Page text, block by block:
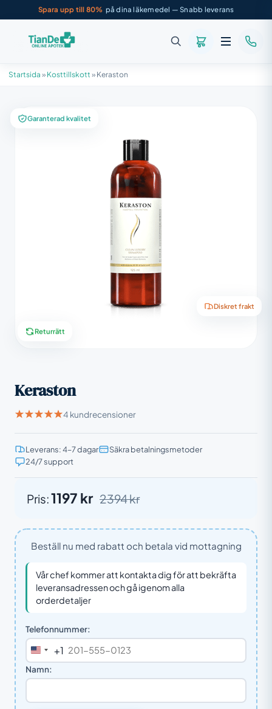
Spara upp till 80% på dina läkemedel — Snabb leverans
Startsida » Kosttillskott » Keraston
Garanterad kvalitet
Diskret frakt
Returrätt
Keraston
4 kundrecensioner
Leverans: 4–7 dagar
Säkra betalningsmetoder
24/7 support
Pris:1197 kr 2394 kr
Beställ nu med rabatt och betala vid mottagning
Vår chef kommer att kontakta dig för att bekräfta
leveransadressen och gå igenom alla
orderdetaljer
Telefonnummer:
United
States
+1
Namn: